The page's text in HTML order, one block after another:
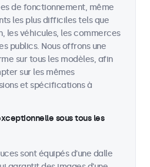
de fonctionnement, même
les plus difficiles tels que
les véhicules, les commerces
publics. Nous offrons une
sur tous les modèles, afin
sur les mêmes
et spécifications à
sous tous les
sont équipés d'une dalle